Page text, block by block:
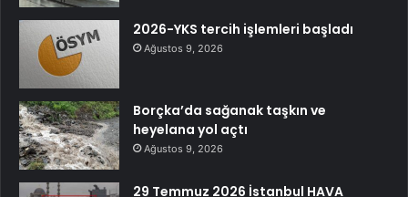
2026-YKS tercih işlemleri başladı
Ağustos 9, 2026
Borçka’da sağanak taşkın ve
heyelana yol açtı
Ağustos 9, 2026
29 Temmuz 2026 İstanbul HAVA